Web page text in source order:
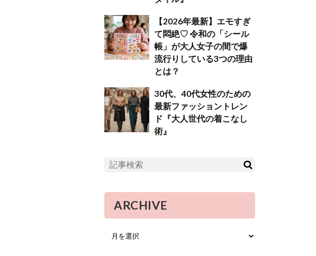
【2026年最新】エモすぎ
て悶絶♡ 令和の「シール
帳」が大人女子の間で爆
流行りしている3つの理由
とは？
30代、40代女性のための
最新ファッショントレン
ド『大人世代の着こなし
術』
ARCHIVE